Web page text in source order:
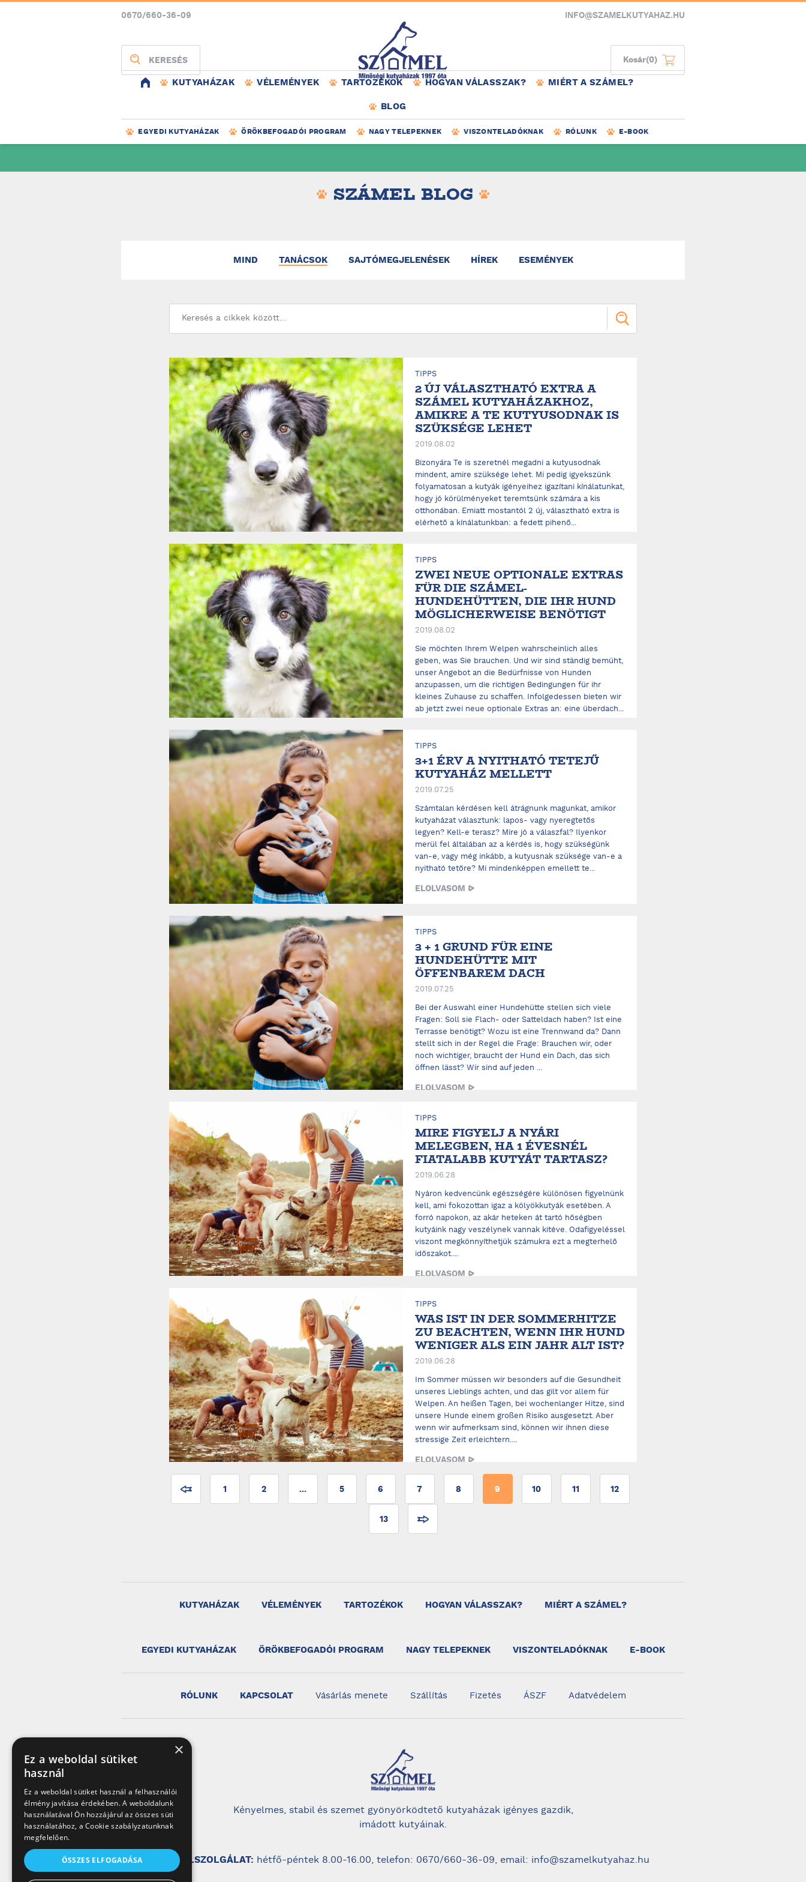
0670/660-36-09 INFO@SZAMELKUTYAHAZ.HU
KERESÉS Kosár(0)
KUTYAHÁZAK VÉLEMÉNYEK TARTOZÉKOK HOGYAN VÁLASSZAK? MIÉRT A SZÁMEL?
BLOG
EGYEDI KUTYAHÁZAK ÖRÖKBEFOGADÓI PROGRAM NAGY TELEPEKNEK VISZONTELADÓKNAK RÓLUNK E-BOOK
SZÁMEL BLOG
MIND TANÁCSOK SAJTÓMEGJELENÉSEK HÍREK ESEMÉNYEK
TIPPS
2 ÚJ VÁLASZTHATÓ EXTRA A
SZÁMEL KUTYAHÁZAKHOZ,
AMIKRE A TE KUTYUSODNAK IS
SZÜKSÉGE LEHET
2019.08.02
Bizonyára Te is szeretnél megadni a kutyusodnak
mindent, amire szüksége lehet. Mi pedig igyekszünk
folyamatosan a kutyák igényeihez igazítani kínálatunkat,
hogy jó körülményeket teremtsünk számára a kis
otthonában. Emiatt mostantól 2 új, választható extra is
elérhető a kínálatunkban: a fedett pihenő...
TIPPS
ZWEI NEUE OPTIONALE EXTRAS
FÜR DIE SZÁMEL-
HUNDEHÜTTEN, DIE IHR HUND
MÖGLICHERWEISE BENÖTIGT
2019.08.02
Sie möchten Ihrem Welpen wahrscheinlich alles
geben, was Sie brauchen. Und wir sind ständig bemüht,
unser Angebot an die Bedürfnisse von Hunden
anzupassen, um die richtigen Bedingungen für ihr
kleines Zuhause zu schaffen. Infolgedessen bieten wir
ab jetzt zwei neue optionale Extras an: eine überdach...
TIPPS
3+1 ÉRV A NYITHATÓ TETEJŰ
KUTYAHÁZ MELLETT
2019.07.25
Számtalan kérdésen kell átrágnunk magunkat, amikor
kutyaházat választunk: lapos- vagy nyeregtetős
legyen? Kell-e terasz? Mire jó a válaszfal? Ilyenkor
merül fel általában az a kérdés is, hogy szükségünk
van-e, vagy még inkább, a kutyusnak szüksége van-e a
nyitható tetőre? Mi mindenképpen emellett te...
ELOLVASOM
TIPPS
3 + 1 GRUND FÜR EINE
HUNDEHÜTTE MIT
ÖFFENBAREM DACH
2019.07.25
Bei der Auswahl einer Hundehütte stellen sich viele
Fragen: Soll sie Flach- oder Satteldach haben? Ist eine
Terrasse benötigt? Wozu ist eine Trennwand da? Dann
stellt sich in der Regel die Frage: Brauchen wir, oder
noch wichtiger, braucht der Hund ein Dach, das sich
öffnen lässt? Wir sind auf jeden ...
ELOLVASOM
TIPPS
MIRE FIGYELJ A NYÁRI
MELEGBEN, HA 1 ÉVESNÉL
FIATALABB KUTYÁT TARTASZ?
2019.06.28
Nyáron kedvencünk egészségére különösen figyelnünk
kell, ami fokozottan igaz a kölyökkutyák esetében. A
forró napokon, az akár heteken át tartó hőségben
kutyáink nagy veszélynek vannak kitéve. Odafigyeléssel
viszont megkönnyíthetjük számukra ezt a megterhelő
időszakot....
ELOLVASOM
TIPPS
WAS IST IN DER SOMMERHITZE
ZU BEACHTEN, WENN IHR HUND
WENIGER ALS EIN JAHR ALT IST?
2019.06.28
Im Sommer müssen wir besonders auf die Gesundheit
unseres Lieblings achten, und das gilt vor allem für
Welpen. An heißen Tagen, bei wochenlanger Hitze, sind
unsere Hunde einem großen Risiko ausgesetzt. Aber
wenn wir aufmerksam sind, können wir ihnen diese
stressige Zeit erleichtern....
ELOLVASOM
1 2 ... 5 6 7 8 9 10 11 12
13
KUTYAHÁZAK VÉLEMÉNYEK TARTOZÉKOK HOGYAN VÁLASSZAK? MIÉRT A SZÁMEL?
EGYEDI KUTYAHÁZAK ÖRÖKBEFOGADÓI PROGRAM NAGY TELEPEKNEK VISZONTELADÓKNAK E-BOOK
RÓLUNK KAPCSOLAT Vásárlás menete Szállítás Fizetés ÁSZF Adatvédelem
Kényelmes, stabil és szemet gyönyörködtető kutyaházak igényes gazdik,
imádott kutyáinak.
ÜGYFÉLSZOLGÁLAT: hétfő-péntek 8.00-16.00, telefon: 0670/660-36-09, email: info@szamelkutyahaz.hu
×
Ez a weboldal sütiket
használ
Ez a weboldal sütiket használ a felhasználói
élmény javítása érdekében. A weboldalunk
használatával Ön hozzájárul az összes süti
használatához, a Cookie szabályzatunknak
megfelelően.
ÖSSZES ELFOGADÁSA